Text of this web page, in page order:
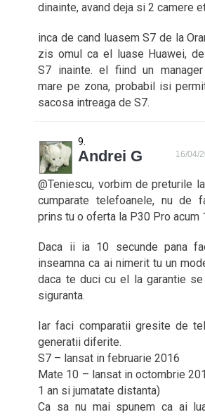
dinainte, avand deja si 2 camere
inca de cand luasem S7 de la
zis omul ca el luase Huawei,
S7 inainte. el fiind un
mare pe zona, probabil isi
sacosa intreaga de S7.
Andrei G 16/04/
@Teniescu, vorbim de preturile
cumparate telefoanele, nu de
prins tu o oferta la P30 Pro acum
Daca ii ia 10 secunde pana
inseamna ca ai nimerit tu un
daca te duci cu el la garantie
siguranta.
Iar faci comparatii gresite de
generatii diferite.
S7 – lansat in februarie 2016
Mate 10 – lansat in octombrie
1 an si jumatate distanta)
Ca sa nu mai spunem ca ai